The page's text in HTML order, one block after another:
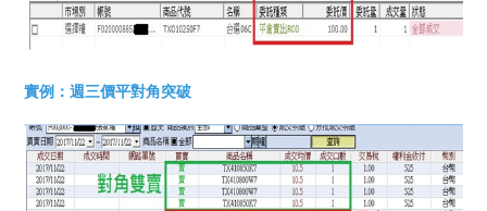
實例：週三價平對角突破